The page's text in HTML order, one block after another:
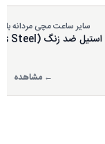
سایر ساعت مچی مردانه
استیل ضد زنگ (Stainless Steel)
← مشاهده